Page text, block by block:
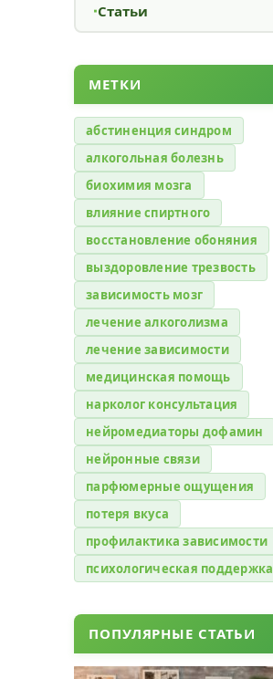
Статьи
МЕТКИ
абстиненция синдром
алкогольная болезнь
биохимия мозга
влияние спиртного
восстановление обоняния
выздоровление трезвость
зависимость мозг
лечение алкоголизма
лечение зависимости
медицинская помощь
нарколог консультация
нейромедиаторы дофамин
нейронные связи
парфюмерные ощущения
потеря вкуса
профилактика зависимости
психологическая поддержка
ПОПУЛЯРНЫЕ СТАТЬИ